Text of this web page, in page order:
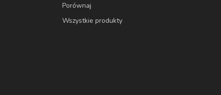
Porównaj
Wszystkie produkty